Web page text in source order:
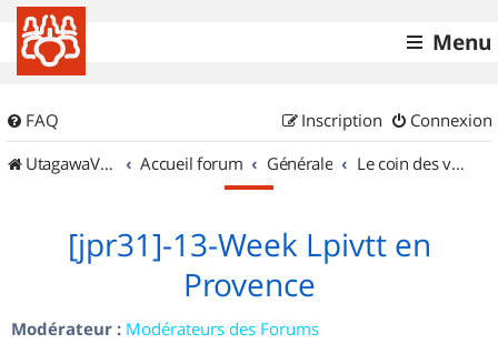
Menu
FAQ Connexion
Inscription
UtagawaVTT (Randos VTT et VTTAE avec traces GPS)
Accueil forum Générale Le coin des vidéastes
[jpr31]-13-Week Lpivtt en
Provence
Modérateur : Modérateurs des Forums